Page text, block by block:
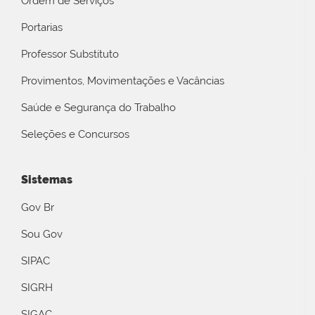
Portarias
Professor Substituto
Provimentos, Movimentações e Vacâncias
Saúde e Segurança do Trabalho
Seleções e Concursos
Sistemas
Gov Br
Sou Gov
SIPAC
SIGRH